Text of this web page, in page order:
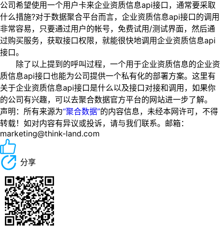
公司希望使用一个用户卡来企业资质信息api接口，通常要采取
什么措施?对于数据聚合平台而言，企业资质信息api接口的调用
非常容易，只要通过用户的帐号，免费试用/测试界面，然后通
过购买服务，获取接口权限，就能很快地调用企业资质信息api
接口。
除了以上提到的呼叫过程，一个用于企业资质信息的企业资
质信息api接口也能为公司提供一个私有化的部署方案。这里有
关于企业资质信息api接口是什么以及接口对接和调用，如果你
的公司有兴趣，可以去聚合数据官方平台的网站进一步了解。
声明：所有来源为“聚合数据”的内容信息，未经本网许可，不得
转载！如对内容有异议或投诉，请与我们联系。邮箱：
marketing@think-land.com
分享